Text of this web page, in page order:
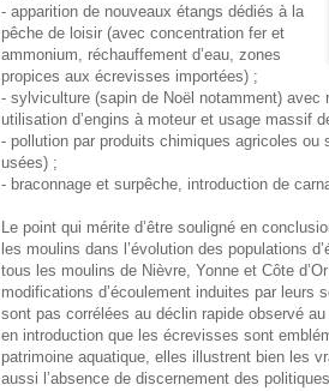
- apparition de nouveaux étangs dédiés à la
pêche de loisir (avec concentration fer et
ammonium, réchauffement d’eau, zones
propices aux écrevisses importées) ;
- sylviculture (sapin de Noël notamment)
utilisation d’engins à moteur et usage massif
- pollution par produits chimiques agricoles
usées) ;
- braconnage et surpêche, introduction de
Le point qui mérite d’être souligné en
les moulins dans l’évolution des populations
tous les moulins de Nièvre, Yonne et Côte
modifications d’écoulement induites par
sont pas corrélées au déclin rapide observé
en introduction que les écrevisses sont
patrimoine aquatique, elles illustrent bien les
aussi l’absence de discernement des